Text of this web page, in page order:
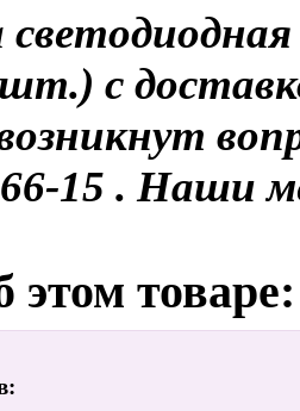
с
66-15 . Наши
товаре: